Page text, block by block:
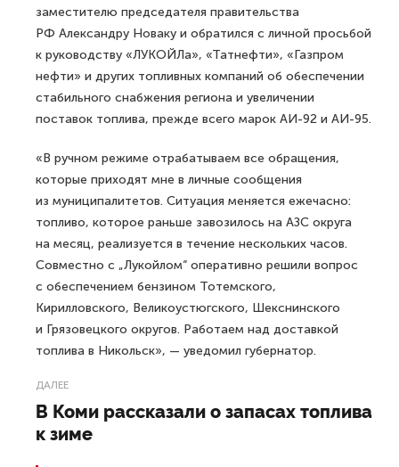
заместителю председателя правительства
РФ Александру Новаку и обратился с личной просьбой
к руководству «ЛУКОЙЛа», «Татнефти», «Газпром
нефти» и других топливных компаний об обеспечении
стабильного снабжения региона и увеличении
поставок топлива, прежде всего марок АИ-92 и АИ-95.
«В ручном режиме отрабатываем все обращения,
которые приходят мне в личные сообщения
из муниципалитетов. Ситуация меняется ежечасно:
топливо, которое раньше завозилось на АЗС округа
на месяц, реализуется в течение нескольких часов.
Совместно с „Лукойлом“ оперативно решили вопрос
с обеспечением бензином Тотемского,
Кирилловского, Великоустюгского, Шекснинского
и Грязовецкого округов. Работаем над доставкой
топлива в Никольск», — уведомил губернатор.
ДАЛЕЕ
В Коми рассказали о запасах топлива
к зиме